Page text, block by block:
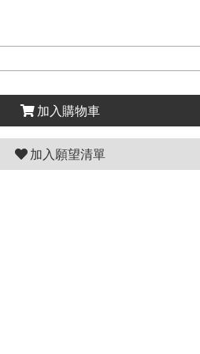
加入購物車
加入願望清單